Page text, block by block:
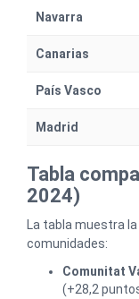
Navarra
Canarias
País Vasco
Madrid
Tabla
2024)
La tabla muestra la
comunidades:
Comunitat
(+28,2